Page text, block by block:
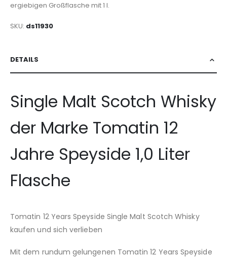
ergiebigen Großflasche mit 1 l.
SKU ds11930
DETAILS
Single Malt Scotch Whisky
der Marke Tomatin 12
Jahre Speyside 1,0 Liter
Flasche
Tomatin 12 Years Speyside Single Malt Scotch Whisky
kaufen und sich verlieben
Mit dem rundum gelungenen Tomatin 12 Years Speyside